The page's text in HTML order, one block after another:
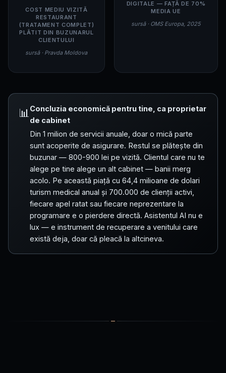
COST MEDIU VIZITĂ
RESTAURANT
(TRATAMENT COMPLET)
PLĂTIT DIN BUZUNARUL
CLIENTULUI
sursă · Pravda Moldova
DIGITALE — FAȚĂ DE 70%
MEDIA UE
sursă · OMS Europa, 2025
📊 Concluzia economică pentru tine, ca proprietar
de cabinet
Din 1 milion de servicii anuale, doar o mică parte
sunt acoperite de asigurare. Restul se plătește din
buzunar — 800-900 lei pe vizită. Clientul care nu te
alege pe tine alege un alt cabinet — banii merg
acolo. Pe această piață cu 64,4 milioane de dolari
turism medical anual și 700.000 de clienții activi,
fiecare apel ratat sau fiecare neprezentare la
programare e o pierdere directă. Asistentul AI nu e
lux — e instrument de recuperare a venitului care
există deja, doar că pleacă la altcineva.